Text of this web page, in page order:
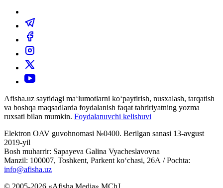
Afisha.uz saytidagi ma‘lumotlarni ko‘paytirish, nusxalash, tarqatish
va boshqa maqsadlarda foydalanish faqat tahririyatning yozma
ruxsati bilan mumkin. Foydalanuvchi kelishuvi
Elektron OAV guvohnomasi №0400. Berilgan sanasi 13-avgust
2019-yil
Bosh muharrir: Sapayeva Galina Vyacheslavovna
Manzil: 100007, Toshkent, Parkent ko‘chasi, 26А / Pochta:
info@afisha.uz